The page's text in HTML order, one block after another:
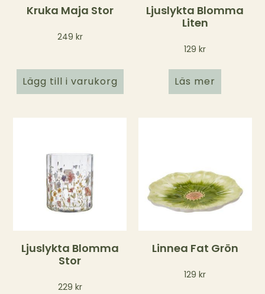
Kruka Maja Stor
249 kr
Lägg till i varukorg
Ljuslykta Blomma
Liten
129kr
Läs mer
Ljuslykta Blomma
Stor
229 kr
Linnea Fat Grön
129kr